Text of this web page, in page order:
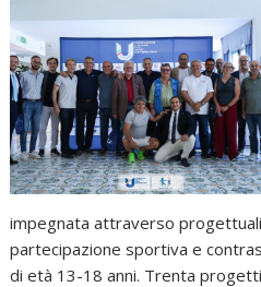
impegnata attraverso
partecipazione sportiva e
di età 13-18 anni. Trenta